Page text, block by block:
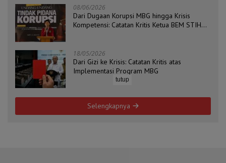
08/06/2026
Dari Dugaan Korupsi MBG hingga Krisis
Kompetensi: Catatan Kritis Ketua BEM STIH
18/05/2026
Dari Gizi ke Krisis: Catatan Kritis atas
Implementasi Program MBG
Selengkapnya
tutup